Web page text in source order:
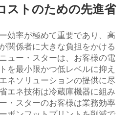
ストのための先進省
効率が極めて重要であり、高
関係者に大きな負担をかける
ュー・スターは、お客様の電
を最小限かつ低レベルに抑え
ネソリューションの提供に尽
エネ技術は冷蔵庫機器に組み
・スターのお客様は業務効率